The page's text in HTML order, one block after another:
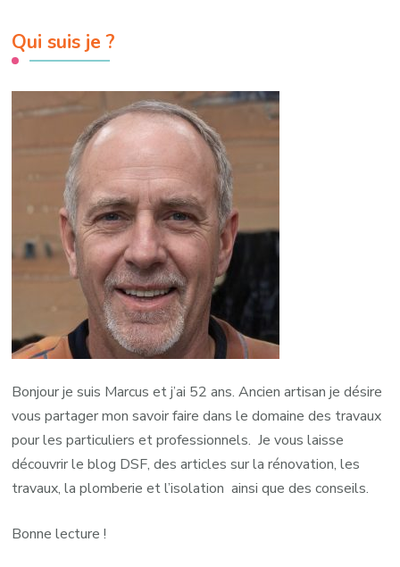
Qui suis je ?
Bonjour je suis Marcus et j’ai 52 ans. Ancien artisan je désire
vous partager mon savoir faire dans le domaine des travaux
pour les particuliers et professionnels. Je vous laisse
découvrir le blog DSF, des articles sur la rénovation, les
travaux, la plomberie et l’isolation ainsi que des conseils.
Bonne lecture !